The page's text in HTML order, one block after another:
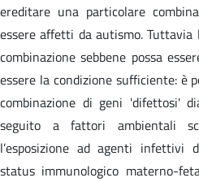
ereditare una particolare
essere affetti da autismo.
combinazione sebbene possa
essere la condizione sufficiente: è
combinazione di geni 'difettosi'
seguito a fattori ambientali
l’esposizione ad agenti
status immunologico materno-